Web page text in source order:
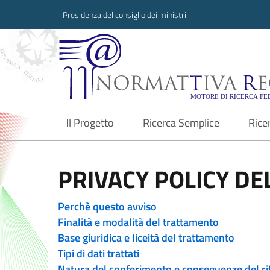
Presidenza del consiglio dei ministri
Normattiva
Il Progetto
current Ricerca Semplice
PRIVACY POLICY
Perchè questo avviso
Finalità e modalità del trattamento
Base giuridica e liceità del trattamento
Tipi di dati trattati